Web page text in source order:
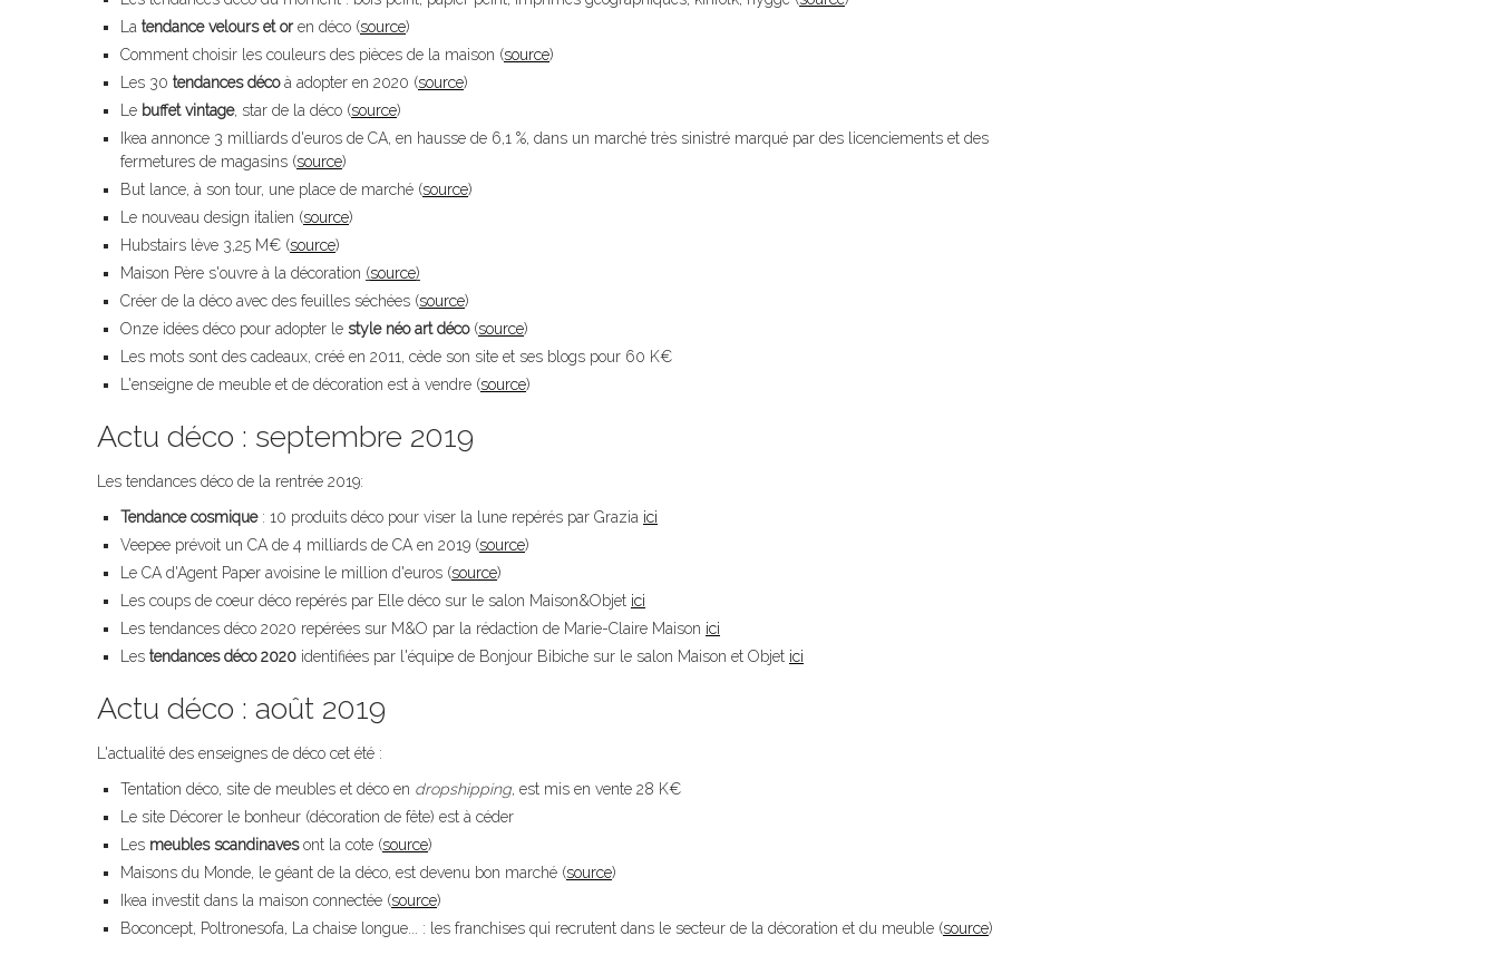
La tendance velours et oren déco (source)
Comment choisir les couleurs des pièces de la maison (source)
Les 30 tendances décoà adopter en 2020 (source)
Le buffet vintage, star de la déco (source)
Ikea annonce 3 milliards d'euros de CA, en hausse de 6,1 %, dans un marché très sinistré marqué par des licenciements et des
fermetures de magasins (source)
But lance, à son tour, une place de marché (source)
Le nouveau design italien (source)
Hubstairs lève 3,25 M€ (source)
Maison Père s'ouvre à la décoration (source)
Créer de la déco avec des feuilles séchées (source)
Onze idées déco pour adopter le style néo art déco(source)
Les mots sont des cadeaux, créé en 2011, cède son site et ses blogs pour 60 K€
L'enseigne de meuble et de décoration est à vendre (source)
Actu déco : septembre 2019
Les tendances déco de la rentrée 2019:
Tendance cosmique: 10 produits déco pour viser la lune repérés par Grazia ici
Veepee prévoit un CA de 4 milliards de CA en 2019 (source)
Le CA d'Agent Paper avoisine le million d'euros (source)
Les coups de coeur déco repérés par Elle déco sur le salon Maison&Objet ici
Les tendances déco 2020 repérées sur M&O par la rédaction de Marie-Claire Maison ici
Les tendances déco 2020 identifiées par l'équipe de Bonjour Bibiche sur le salon Maison et Objet ici
Actu déco : août 2019
L'actualité des enseignes de déco cet été :
Tentation déco, site de meubles et déco en dropshipping, est mis en vente 28 K€
Le site Décorer le bonheur (décoration de fête) est à céder
Les meubles scandinavesont la cote (source)
Maisons du Monde, le géant de la déco, est devenu bon marché (source)
Ikea investit dans la maison connectée (source)
Boconcept, Poltronesofa, La chaise longue... : les franchises qui recrutent dans le secteur de la décoration et du meuble (source)